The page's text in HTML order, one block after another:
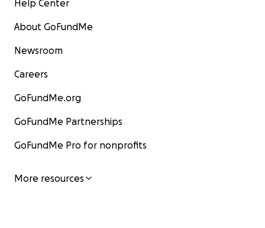
Help Center
About GoFundMe
Newsroom
Careers
GoFundMe.org
GoFundMe Partnerships
GoFundMe Pro for nonprofits
More resources